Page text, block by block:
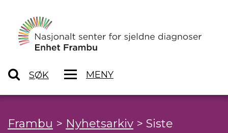
SØK MENY
Frambu > Nyhetsarkiv > Siste